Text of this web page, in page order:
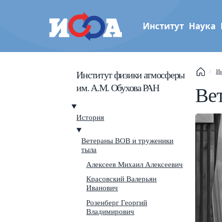
Институт физики
им. А.М. Обухова РАН
Институт Наука
Институт физики атмосферы
им. А.М. Обухова РАН
История
Ветераны ВОВ и труженики
тыла
Алексеев Михаил Алексеевич
Красовский Валерьян
Иванович
Розенберг Георгий
Владимирович
This